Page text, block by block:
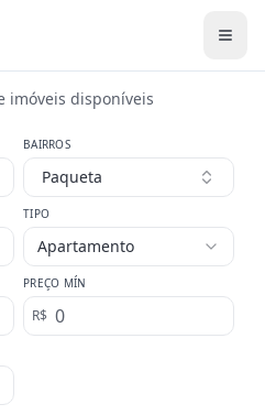
imóveis disponíveis
BAIRROS
Paqueta
TIPO
Apartamento
PREÇO MÍN
R$